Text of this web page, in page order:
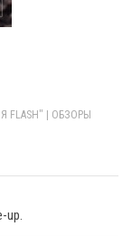
FLASH" | ОБЗОРЫ
up.